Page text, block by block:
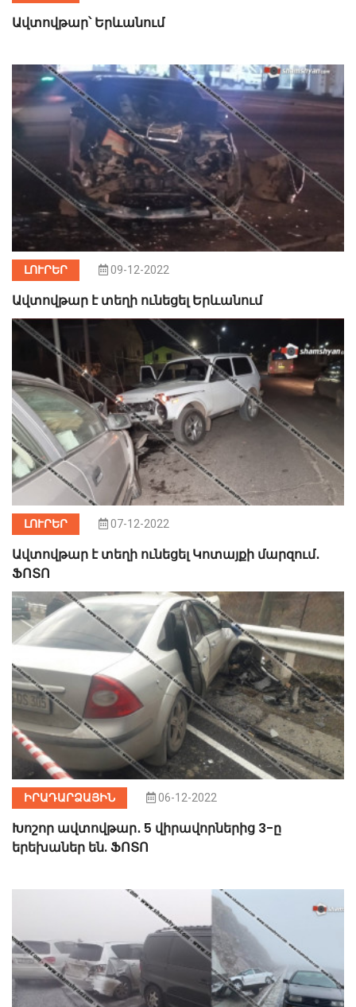
Ավտովթար՝ Երևանում
ԼՈՒՐԵՐ 09-12-2022
Ավտովթար է տեղի ունեցել Երևանում
ԼՈՒՐԵՐ 07-12-2022
Ավտովթար է տեղի ունեցել Կոտայքի մարզում․
ՖՈՏՈ
ԻՐԱԴԱՐՁԱՅԻՆ 06-12-2022
Խոշոր ավտովթար․ 5 վիրավորներից 3-ը
երեխաներ են. ՖՈՏՈ